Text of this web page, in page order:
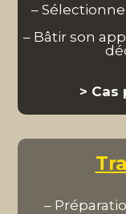
–
– Bâtir son
> Cas
–